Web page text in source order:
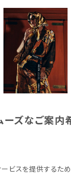
ーズなご案
ビスを提供するため